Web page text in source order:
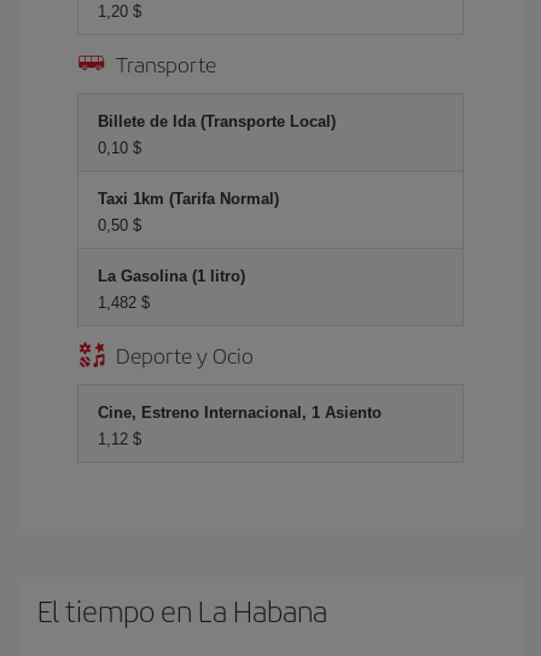
1,20 $
Transporte
Billete de Ida (Transporte Local)
0,10 $
Taxi 1km (Tarifa Normal)
0,50 $
La Gasolina (1 litro)
1,482 $
Deporte y Ocio
Cine, Estreno Internacional, 1 Asiento
1,12 $
El tiempo en La Habana